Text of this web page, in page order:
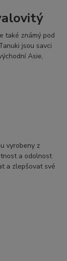
také známý pod
jsou savci
Asie,
vyrobeny z
a odolnost
a zlepšovat své